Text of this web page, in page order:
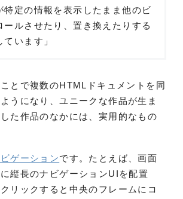
特定の情報を表示したまま他のビ
ールさせたり、置き換えたりする
います」
とで複数のHTMLドキュメントを同
うになり、ユニークな作品が生ま
た作品のなかには、実用的なもの
ゲーションです。たとえば、画面
縦長のナビゲーションUIを配置
リックすると中央のフレームにコ